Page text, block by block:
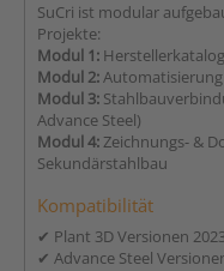
SuCri ist modular
Projekte:
Modul 1:
Modul 2:
Modul 3:
Advance Steel)
Modul 4:Zeichnungs- &
Sekundärstahlbau
Kompatibilität
✔ Plant 3D Versionen
✔ Advance Steel